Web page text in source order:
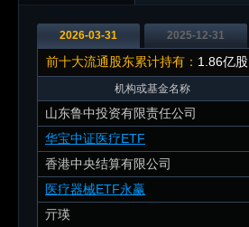
2026-03-31 2025-12-31
前十大流通股东累计持有： 1.86亿股
机构或基金名称
山东鲁中投资有限责任公司
华宝中证医疗ETF
香港中央结算有限公司
医疗器械ETF永赢
亓瑛